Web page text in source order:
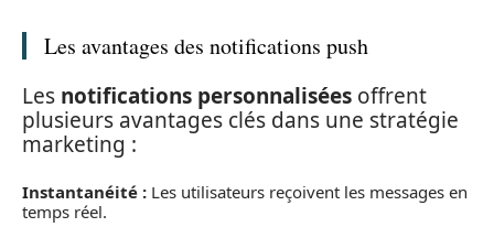
Les avantages des notifications push
Les notifications personnalisées offrent
plusieurs avantages clés dans une stratégie
marketing :
Instantanéité : Les utilisateurs reçoivent les messages en
temps réel.